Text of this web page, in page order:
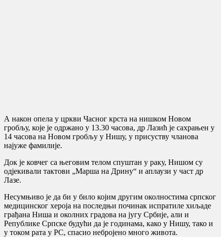
А након опела у цркви Часног крста на нишком Новом
гробљу, које је одржано у 13.30 часова, др Лазић је сахрањен у
14 часова на Новом гробљу у Нишу, у присуству чланова
најуже фамилије.
Док је ковчег са његовим телом спуштан у раку, Нишом су
одјекивали тактови „Марша на Дрину“ и аплаузи у част др
Лазе.
Несумњиво је да би у било којим другим околностима српског
медицинског хероја на последњи починак испратиле хиљаде
грађана Ниша и околних градова на југу Србије, али и
Републике Српске будући да је годинама, како у Нишу, тако и
у током рата у РС, спасио небројено много живота.